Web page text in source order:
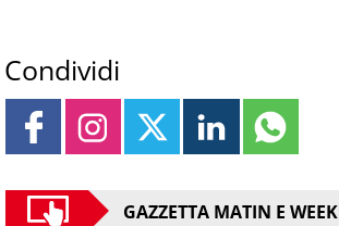
Condividi
GAZZETTA MATIN E